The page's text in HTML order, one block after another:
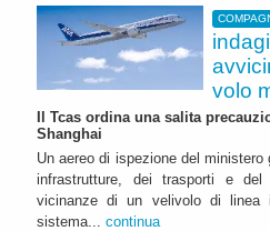
volo
Il Tcas ordina una salita
Shanghai
Un aereo di ispezione del
infrastrutture, dei trasporti e
vicinanze di un velivolo di linea
sistema... continua